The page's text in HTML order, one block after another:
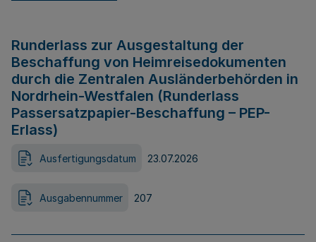
Runderlass zur Ausgestaltung der
Beschaffung von Heimreisedokumenten
durch die Zentralen Ausländerbehörden in
Nordrhein-Westfalen (Runderlass
Passersatzpapier-Beschaffung – PEP-
Erlass)
Ausfertigungsdatum 23.07.2026
Ausgabennummer 207